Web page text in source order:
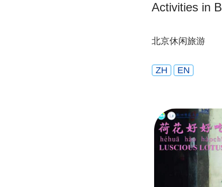
Activities in
北京休闲旅游
ZH EN